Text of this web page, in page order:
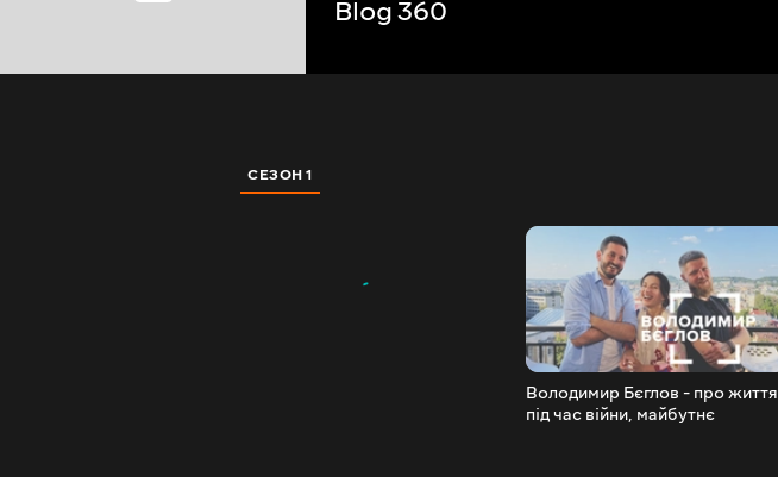
Blog 360
СЕЗОН 1
Володимир Бєглов - про життя
під час війни, майбутнє